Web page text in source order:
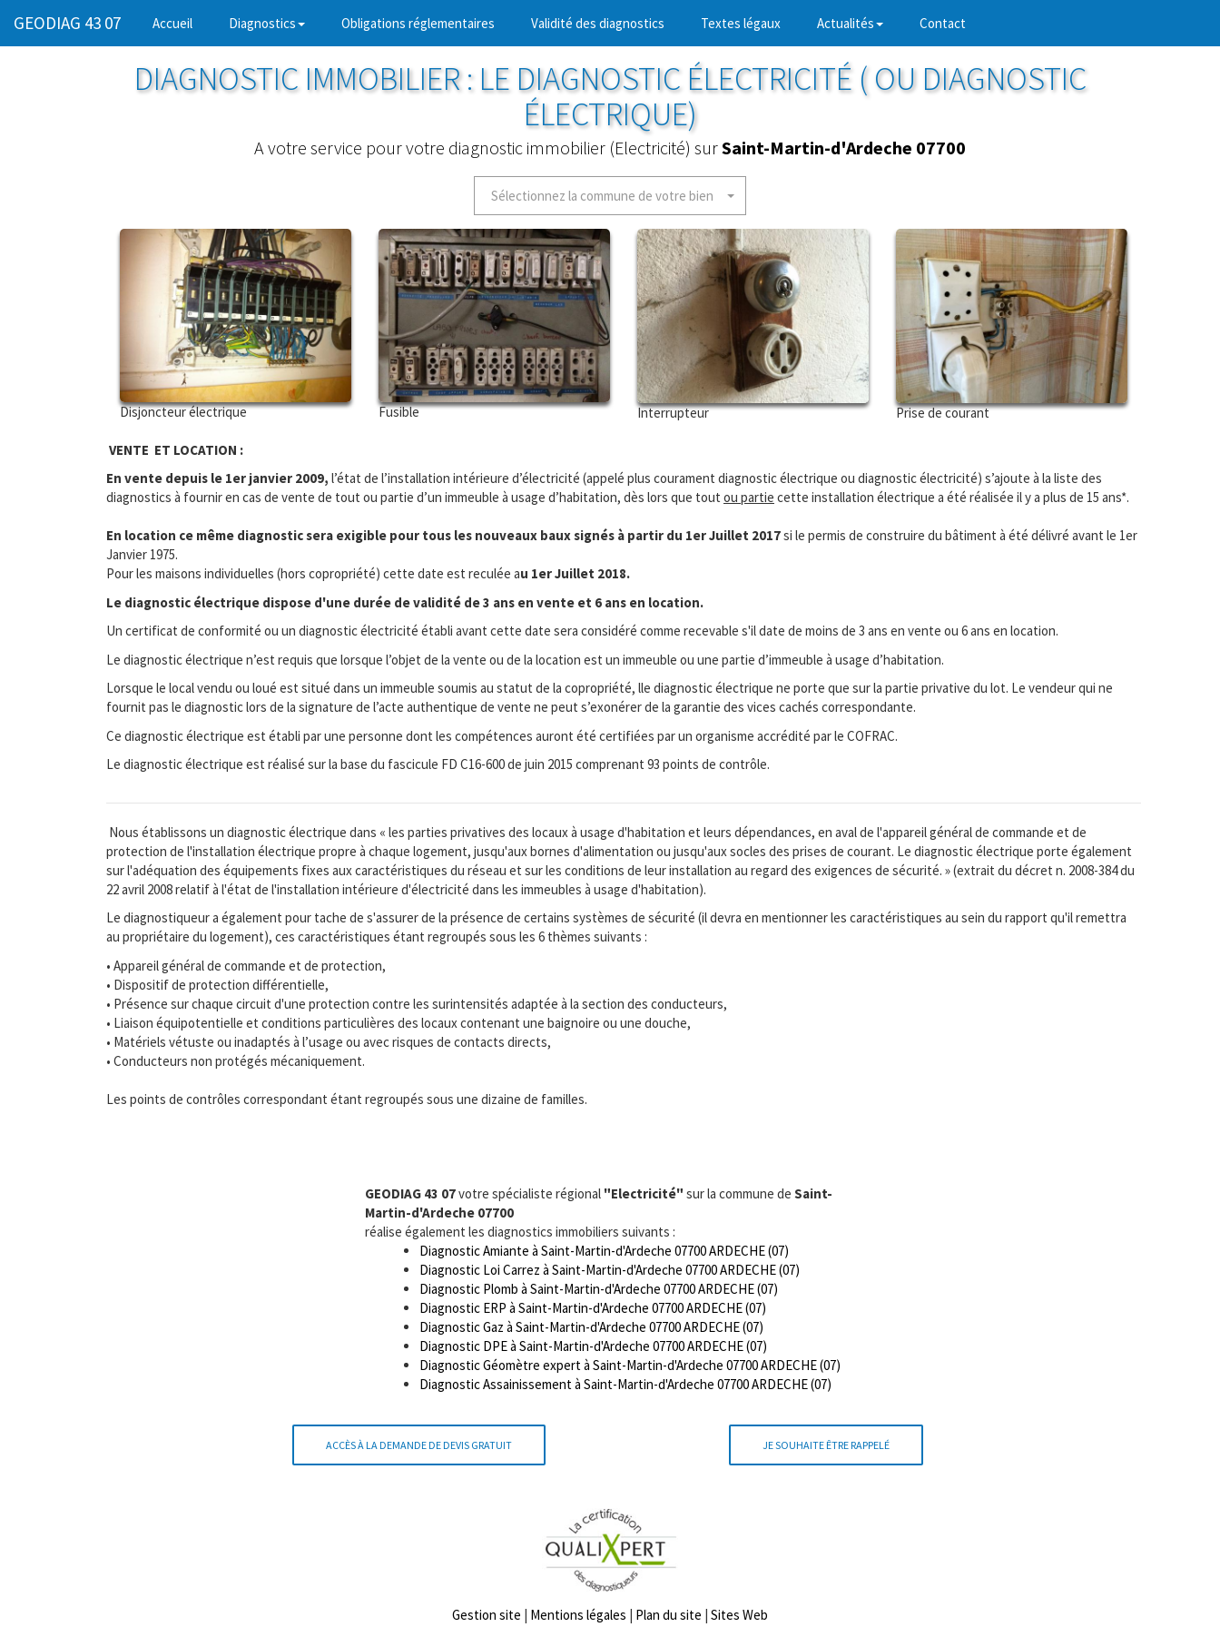
GEODIAG 43 07 Accueil (current)Diagnostics Obligations réglementaires Validité des diagnostics Textes légaux Actualités Contact
DIAGNOSTIC IMMOBILIER : LE DIAGNOSTIC ÉLECTRICITÉ ( OU DIAGNOSTIC
ÉLECTRIQUE)
A votre service pour votre diagnostic immobilier (Electricité) surSaint-Martin-d'Ardeche 07700
Sélectionnez la commune de votre bien
Disjoncteur électrique Fusible Interrupteur Prise de courant
VENTE ET LOCATION :
En vente depuis le 1er janvier 2009, l’état de l’installation intérieure d’électricité (appelé plus courament diagnostic électrique ou diagnostic électricité) s’ajoute à la liste des
diagnostics à fournir en cas de vente de tout ou partie d’un immeuble à usage d’habitation, dès lors que tout ou partie cette installation électrique a été réalisée il y a plus de 15 ans*.
En location ce même diagnostic sera exigible pour tous les nouveaux baux signés à partir du 1er Juillet 2017si le permis de construire du bâtiment à été délivré avant le 1er
Janvier 1975.
Pour les maisons individuelles (hors copropriété) cette date est reculée au 1er Juillet 2018.
Le diagnostic électrique dispose d'une durée de validité de 3 ans en vente et 6 ans en location.
Un certificat de conformité ou un diagnostic électricité établi avant cette date sera considéré comme recevable s'il date de moins de 3 ans en vente ou 6 ans en location.
Le diagnostic électrique n’est requis que lorsque l’objet de la vente ou de la location est un immeuble ou une partie d’immeuble à usage d’habitation.
Lorsque le local vendu ou loué est situé dans un immeuble soumis au statut de la copropriété, lle diagnostic électrique ne porte que sur la partie privative du lot. Le vendeur qui ne
fournit pas le diagnostic lors de la signature de l’acte authentique de vente ne peut s’exonérer de la garantie des vices cachés correspondante.
Ce diagnostic électrique est établi par une personne dont les compétences auront été certifiées par un organisme accrédité par le COFRAC.
Le diagnostic électrique est réalisé sur la base du fascicule FD C16-600 de juin 2015 comprenant 93 points de contrôle.
Nous établissons un diagnostic électrique dans « les parties privatives des locaux à usage d'habitation et leurs dépendances, en aval de l'appareil général de commande et de
protection de l'installation électrique propre à chaque logement, jusqu'aux bornes d'alimentation ou jusqu'aux socles des prises de courant. Le diagnostic électrique porte également
sur l'adéquation des équipements fixes aux caractéristiques du réseau et sur les conditions de leur installation au regard des exigences de sécurité. » (extrait du décret n. 2008-384 du
22 avril 2008 relatif à l'état de l'installation intérieure d'électricité dans les immeubles à usage d'habitation).
Le diagnostiqueur a également pour tache de s'assurer de la présence de certains systèmes de sécurité (il devra en mentionner les caractéristiques au sein du rapport qu'il remettra
au propriétaire du logement), ces caractéristiques étant regroupés sous les 6 thèmes suivants :
• Appareil général de commande et de protection,
• Dispositif de protection différentielle,
• Présence sur chaque circuit d'une protection contre les surintensités adaptée à la section des conducteurs,
• Liaison équipotentielle et conditions particulières des locaux contenant une baignoire ou une douche,
• Matériels vétuste ou inadaptés à l’usage ou avec risques de contacts directs,
• Conducteurs non protégés mécaniquement.
Les points de contrôles correspondant étant regroupés sous une dizaine de familles.
GEODIAG 43 07votre spécialiste régional "Electricité" sur la commune de Saint-
Martin-d'Ardeche 07700
réalise également les diagnostics immobiliers suivants :
Diagnostic Amiante à Saint-Martin-d'Ardeche 07700 ARDECHE (07)
Diagnostic Loi Carrez à Saint-Martin-d'Ardeche 07700 ARDECHE (07)
Diagnostic Plomb à Saint-Martin-d'Ardeche 07700 ARDECHE (07)
Diagnostic ERP à Saint-Martin-d'Ardeche 07700 ARDECHE (07)
Diagnostic Gaz à Saint-Martin-d'Ardeche 07700 ARDECHE (07)
Diagnostic DPE à Saint-Martin-d'Ardeche 07700 ARDECHE (07)
Diagnostic Géomètre expert à Saint-Martin-d'Ardeche 07700 ARDECHE (07)
Diagnostic Assainissement à Saint-Martin-d'Ardeche 07700 ARDECHE (07)
ACCÈS À LA DEMANDE DE DEVIS GRATUIT JE SOUHAITE ÊTRE RAPPELÉ
Gestion site | Mentions légales | Plan du site | Sites Web